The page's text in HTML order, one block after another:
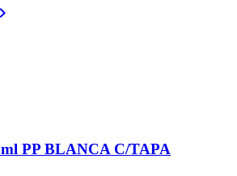
keyboard_arrow_right
PP BLANCA C/TAPA